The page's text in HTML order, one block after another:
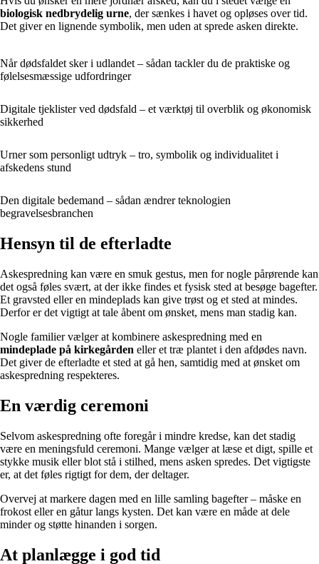
biologisk nedbrydelig urne, der sænkes i havet og opløses over tid.
Det giver en lignende symbolik, men uden at sprede asken direkte.
Når dødsfaldet sker i udlandet – sådan tackler du de praktiske og
følelsesmæssige udfordringer
Digitale tjeklister ved dødsfald – et værktøj til overblik og økonomisk
sikkerhed
Urner som personligt udtryk – tro, symbolik og individualitet i
afskedens stund
Den digitale bedemand – sådan ændrer teknologien
begravelsesbranchen
Hensyn til de efterladte
Askespredning kan være en smuk gestus, men for nogle pårørende kan
det også føles svært, at der ikke findes et fysisk sted at besøge bagefter.
Et gravsted eller en mindeplads kan give trøst og et sted at mindes.
Derfor er det vigtigt at tale åbent om ønsket, mens man stadig kan.
Nogle familier vælger at kombinere askespredning med en
mindeplade på kirkegården eller et træ plantet i den afdødes navn.
Det giver de efterladte et sted at gå hen, samtidig med at ønsket om
askespredning respekteres.
En værdig ceremoni
Selvom askespredning ofte foregår i mindre kredse, kan det stadig
være en meningsfuld ceremoni. Mange vælger at læse et digt, spille et
stykke musik eller blot stå i stilhed, mens asken spredes. Det vigtigste
er, at det føles rigtigt for dem, der deltager.
Overvej at markere dagen med en lille samling bagefter – måske en
frokost eller en gåtur langs kysten. Det kan være en måde at dele
minder og støtte hinanden i sorgen.
At planlægge i god tid